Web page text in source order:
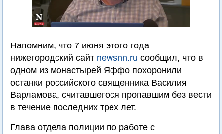
Напомним, что 7 июня этого года
нижегородский сайт newsnn.ru сообщил, что в
одном из монастырей Яффо похоронили
останки российского священника Василия
Варламова, считавшегося пропавшим без вести
в течение последних трех лет.
Глава отдела полиции по работе с